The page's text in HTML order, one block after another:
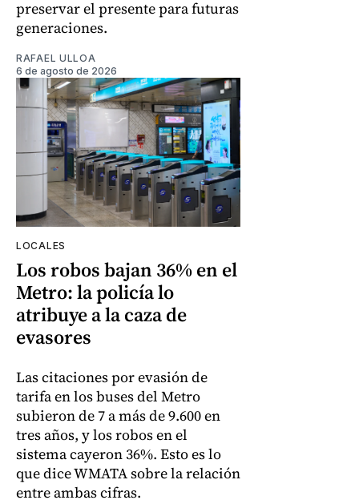
preservar el presente para futuras
generaciones.
RAFAEL ULLOA
6 de agosto de 2026
LOCALES
Los robos bajan 36% en el
Metro: la policía lo
atribuye a la caza de
evasores
Las citaciones por evasión de
tarifa en los buses del Metro
subieron de 7 a más de 9.600 en
tres años, y los robos en el
sistema cayeron 36%. Esto es lo
que dice WMATA sobre la relación
entre ambas cifras.